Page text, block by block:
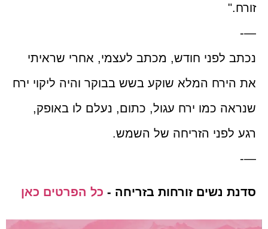
זורח."
—-
נכתב לפני חודש, מכתב לעצמי, אחרי שראיתי
את הירח המלא שוקע בשש בבוקר והיה ליקוי ירח
שנראה כמו ירח עגול, כתום, נעלם לו באופק,
רגע לפני הזריחה של השמש.
—-
סדנת נשים זורחות בזריחה - כל הפרטים כאן